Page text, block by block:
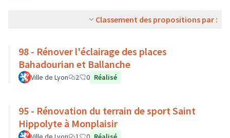
Classement des propositions par :
98 - Rénover l'éclairage des places
Bahadourian et Ballanche
Ville de Lyon 2 0 Réalisé
95 - Rénovation du terrain de sport Saint
Hippolyte à Monplaisir